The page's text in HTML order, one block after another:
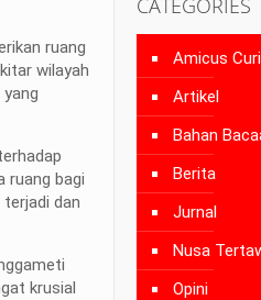
ruang
wilayah
ruang bagi
dan
krusial
CATEGORIES
Amicus
Artikel
Bahan
Berita
Jurnal
Nusa
Opini